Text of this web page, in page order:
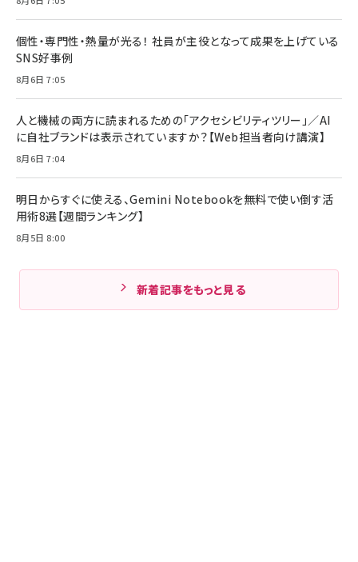
個性・専門性・熱量が光る！ 社員が主役となって成果を上げている
SNS好事例
8月6日 7:05
人と機械の両方に読まれるための「アクセシビリティツリー」／AI
に自社ブランドは表示されていますか？【Web担当者向け講演】
8月6日 7:04
明日からすぐに使える、Gemini Notebookを無料で使い倒す活
用術8選【週間ランキング】
8月5日 8:00
新着記事をもっと見る